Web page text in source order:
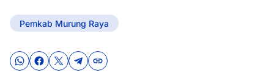
Pemkab Murung Raya